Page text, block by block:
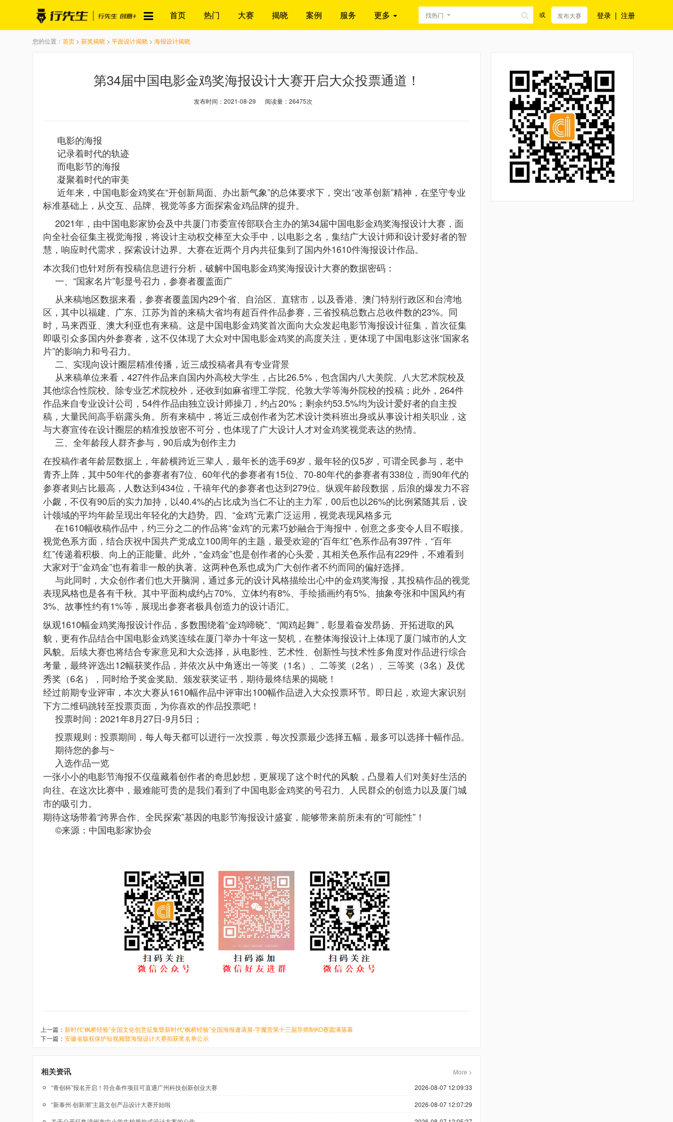
首页 热门 大赛 揭晓 案例 服务 更多 找热门 或 发布大赛 登录 | 注册
您的位置： 首页 > 获奖揭晓 > 平面设计揭晓 > 海报设计揭晓
第34届中国电影金鸡奖海报设计大赛开启大众投票通道！
发布时间：2021-08-29 阅读量：26475次
电影的海报
记录着时代的轨迹
而电影节的海报
凝聚着时代的审美
近年来，中国电影金鸡奖在“开创新局面、办出新气象”的总体要求下，突出“改革创新”精神，在坚守专业
标准基础上，从交互、品牌、视觉等多方面探索金鸡品牌的提升。
2021年，由中国电影家协会及中共厦门市委宣传部联合主办的第34届中国电影金鸡奖海报设计大赛，面
向全社会征集主视觉海报，将设计主动权交棒至大众手中，以电影之名，集结广大设计师和设计爱好者的智
慧，响应时代需求，探索设计边界。大赛在近两个月内共征集到了国内外1610件海报设计作品。
本次我们也针对所有投稿信息进行分析，破解中国电影金鸡奖海报设计大赛的数据密码：
一、“国家名片”彰显号召力，参赛者覆盖面广
从来稿地区数据来看，参赛者覆盖国内29个省、自治区、直辖市，以及香港、澳门特别行政区和台湾地
区，其中以福建、广东、江苏为首的来稿大省均有超百件作品参赛，三省投稿总数占总收件数的23%。同
时，马来西亚、澳大利亚也有来稿。这是中国电影金鸡奖首次面向大众发起电影节海报设计征集，首次征集
即吸引众多国内外参赛者，这不仅体现了大众对中国电影金鸡奖的高度关注，更体现了中国电影这张“国家名
片”的影响力和号召力。
二、实现向设计圈层精准传播，近三成投稿者具有专业背景
从来稿单位来看，427件作品来自国内外高校大学生，占比26.5%，包含国内八大美院、八大艺术院校及
其他综合性院校。除专业艺术院校外，还收到如麻省理工学院、伦敦大学等海外院校的投稿；此外，264件
作品来自专业设计公司，54件作品由独立设计师操刀，约占20%；剩余约53.5%均为设计爱好者的自主投
稿，大量民间高手崭露头角。所有来稿中，将近三成创作者为艺术设计类科班出身或从事设计相关职业，这
与大赛宣传在设计圈层的精准投放密不可分，也体现了广大设计人才对金鸡奖视觉表达的热情。
三、全年龄段人群齐参与，90后成为创作主力
在投稿作者年龄层数据上，年龄横跨近三辈人，最年长的选手69岁，最年轻的仅5岁，可谓全民参与，老中
青齐上阵，其中50年代的参赛者有7位、60年代的参赛者有15位、70-80年代的参赛者有338位，而90年代的
参赛者则占比最高，人数达到434位，千禧年代的参赛者也达到279位。纵观年龄段数据，后浪的爆发力不容
小觑，不仅有90后的实力加持，以40.4%的占比成为当仁不让的主力军，00后也以26%的比例紧随其后，设
计领域的平均年龄呈现出年轻化的大趋势。 四、“金鸡”元素广泛运用，视觉表现风格多元
在1610幅收稿作品中，约三分之二的作品将“金鸡”的元素巧妙融合于海报中，创意之多变令人目不暇接。
视觉色系方面，结合庆祝中国共产党成立100周年的主题，最受欢迎的“百年红”色系作品有397件，“百年
红”传递着积极、向上的正能量。此外，“金鸡金”也是创作者的心头爱，其相关色系作品有229件，不难看到
大家对于“金鸡金”也有着非一般的执著。这两种色系也成为广大创作者不约而同的偏好选择。
与此同时，大众创作者们也大开脑洞，通过多元的设计风格描绘出心中的金鸡奖海报，其投稿作品的视觉
表现风格也是各有千秋。其中平面构成约占70%、立体约有8%、手绘插画约有5%、抽象夸张和中国风约有
3%、故事性约有1%等，展现出参赛者极具创造力的设计语汇。
纵观1610幅金鸡奖海报设计作品，多数围绕着“金鸡啼晓”、“闻鸡起舞”，彰显着奋发昂扬、开拓进取的风
貌，更有作品结合中国电影金鸡奖连续在厦门举办十年这一契机，在整体海报设计上体现了厦门城市的人文
风貌。后续大赛也将结合专家意见和大众选择，从电影性、艺术性、创新性与技术性多角度对作品进行综合
考量，最终评选出12幅获奖作品，并依次从中角逐出一等奖（1名）、二等奖（2名）、三等奖（3名）及优
秀奖（6名），同时给予奖金奖励、颁发获奖证书，期待最终结果的揭晓！
经过前期专业评审，本次大赛从1610幅作品中评审出100幅作品进入大众投票环节。即日起，欢迎大家识别
下方二维码跳转至投票页面，为你喜欢的作品投票吧！
投票时间：2021年8月27日-9月5日；
投票规则：投票期间，每人每天都可以进行一次投票，每次投票最少选择五幅，最多可以选择十幅作品。
期待您的参与~
入选作品一览
一张小小的电影节海报不仅蕴藏着创作者的奇思妙想，更展现了这个时代的风貌，凸显着人们对美好生活的
向往。在这次比赛中，最难能可贵的是我们看到了中国电影金鸡奖的号召力、人民群众的创造力以及厦门城
市的吸引力。
期待这场带着“跨界合作、全民探索”基因的电影节海报设计盛宴，能够带来前所未有的“可能性”！
©来源：中国电影家协会
上一篇： 新时代“枫桥经验”全国文化创意征集暨新时代“枫桥经验”全国海报邀请展-字魔营第十三届导师制KO赛圆满落幕
下一篇： 安徽省版权保护短视频暨海报设计大赛拟获奖名单公示
相关资讯
More >
“青创杯”报名开启！符合条件项目可直通广州科技创新创业大赛
2026-08-07 12:09:33
“新泰州·创新潮”主题文创产品设计大赛开始啦
2026-08-07 12:07:29